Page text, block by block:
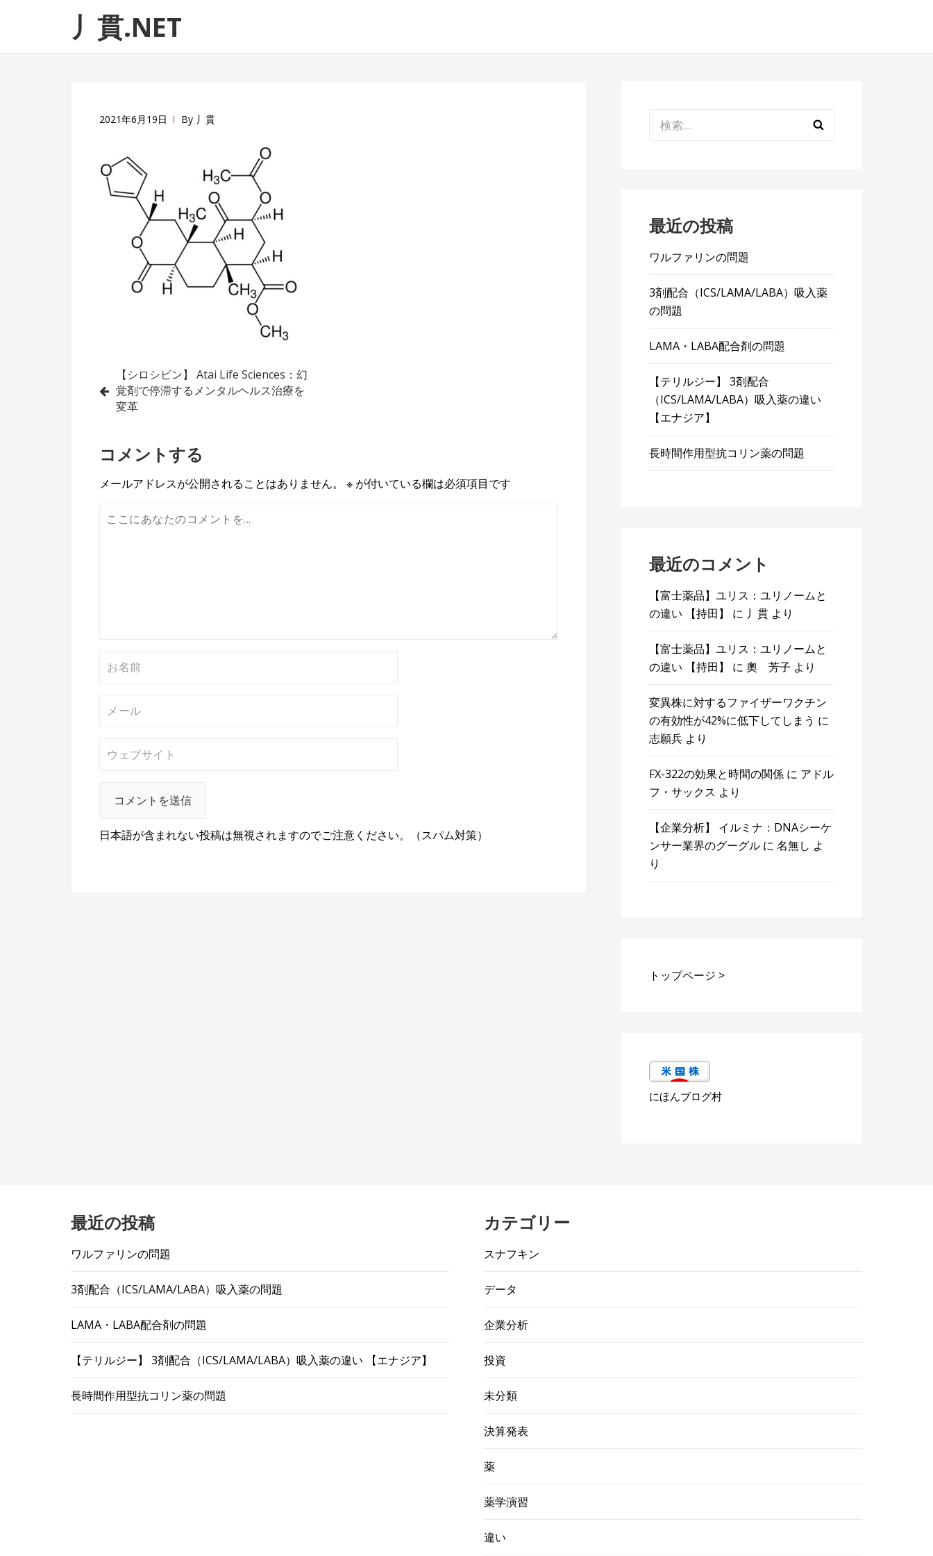
ゲ
テ丿貫.NET
2021年6月19日 By 丿貫
投
稿
ビ
ゲ
ー
【シロシビン】 Atai Life Sciences：幻
覚剤で停滞するメンタルヘルス治療を
変革
コメントする
メールアドレスが公開されることはありません。 ※ が付いている欄は必須項目です
日本語が含まれない投稿は無視されますのでご注意ください。（スパム対策）
索:
最近の投稿
ワルファリンの問題
3剤配合（ICS/LAMA/LABA）吸入薬
の問題
LAMA・LABA配合剤の問題
【テリルジー】 3剤配合
（ICS/LAMA/LABA）吸入薬の違い
【エナジア】
長時間作用型抗コリン薬の問題
最近のコメント
【富士薬品】ユリス：ユリノームと
の違い 【持田】
に 丿貫 より
【富士薬品】ユリス：ユリノームと
の違い 【持田】
に奧 芳子 より
変異株に対するファイザーワクチン
の有効性が42%に低下してしまう に
志願兵 より
FX-322の効果と時間の関係 に アドル
フ・サックス より
【企業分析】 イルミナ：DNAシーケ
ンサー業界のグーグル に名無し よ
り
トップページ >
にほんブログ村
最近の投稿
ワルファリンの問題
3剤配合（ICS/LAMA/LABA）吸入薬の問題
LAMA・LABA配合剤の問題
【テリルジー】 3剤配合（ICS/LAMA/LABA）吸入薬の違い 【エナジア】
長時間作用型抗コリン薬の問題
カテゴリー
スナフキン
データ
企業分析
投資
未分類
決算発表
薬
薬学演習
違い